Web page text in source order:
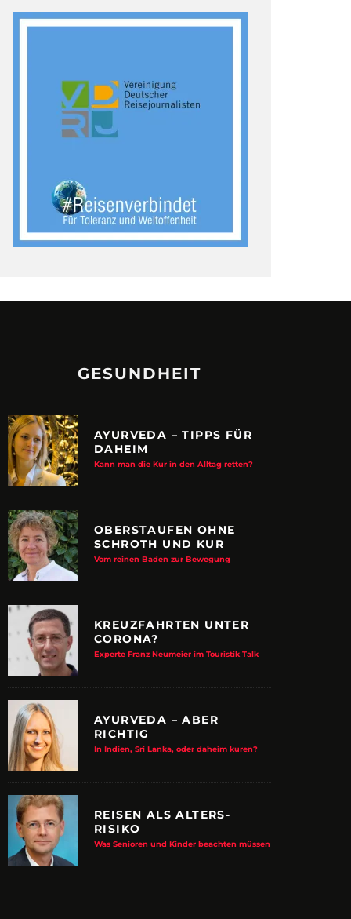
MACHER
System werden Reisen sicherer
ZUPANCIC
GESUNDHEIT
AYURVEDA – TIPPS FÜR
DAHEIM
Kann man die Kur in den Alltag retten?
OBERSTAUFEN OHNE
SCHROTH UND KUR
Vom reinen Baden zur Bewegung
KREUZFAHRTEN UNTER
CORONA?
Experte Franz Neumeier im Touristik Talk
AYURVEDA – ABER
RICHTIG
In Indien, Sri Lanka, oder daheim kuren?
REISEN ALS ALTERS-
RISIKO
Was Senioren und Kinder beachten müssen